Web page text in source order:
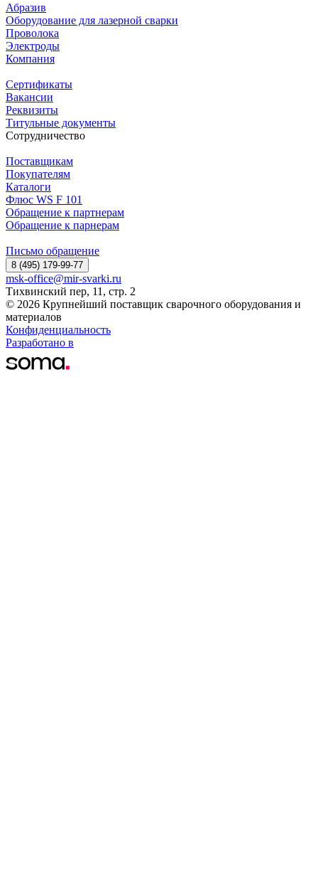
Абразив
Оборудование для лазерной сварки
Проволока
Электроды
Компания
Сертификаты
Вакансии
Реквизиты
Титульные документы
Сотрудничество
Поставщикам
Покупателям
Каталоги
Флюс WS F 101
Обращение к партнерам
Обращение к парнерам
Письмо обращение
8 (495) 179-99-77
msk-office@mir-svarki.ru
Тихвинский пер, 11, стр. 2
© 2026 Крупнейший поставщик сварочного оборудования и
материалов
Конфиденциальность
Разработано в